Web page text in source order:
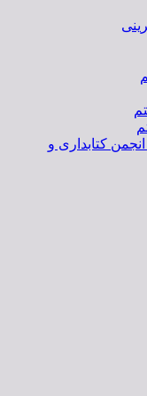
کتابداری و